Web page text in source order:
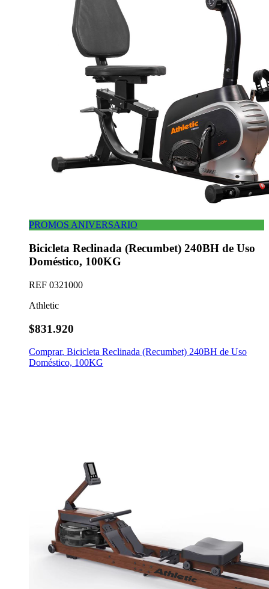
PROMOS ANIVERSARIO
Bicicleta Reclinada (Recumbet) 240BH de Uso
Doméstico, 100KG
REF 0321000
Athletic
$831.920
Comprar, Bicicleta Reclinada (Recumbet) 240BH de Uso
Doméstico, 100KG